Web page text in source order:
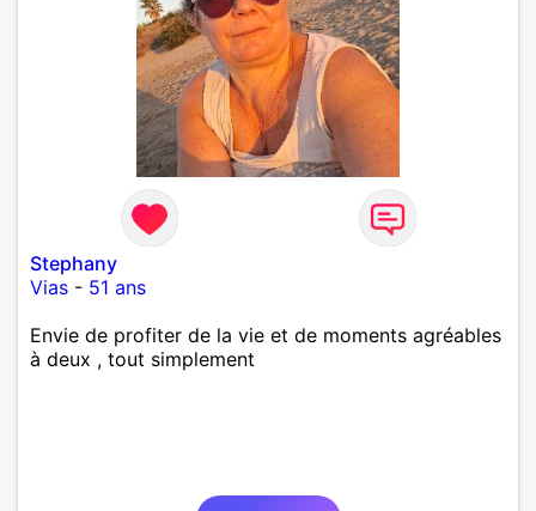
Stephany
Vias - 51 ans
Envie de profiter de la vie et de moments agréables
à deux , tout simplement